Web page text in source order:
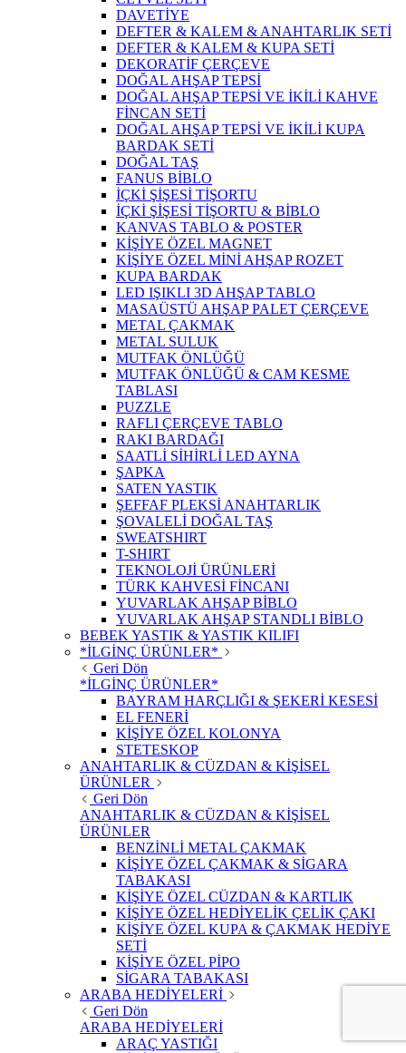
DAVETİYE
DEFTER & KALEM & ANAHTARLIK SETİ
DEFTER & KALEM & KUPA SETİ
DEKORATİF ÇERÇEVE
DOĞAL AHŞAP TEPSİ
DOĞAL AHŞAP TEPSİ VE İKİLİ KAHVE
FİNCAN SETİ
DOĞAL AHŞAP TEPSİ VE İKİLİ KUPA
BARDAK SETİ
DOĞAL TAŞ
FANUS BİBLO
İÇKİ ŞİŞESİ TİŞORTU
İÇKİ ŞİŞESİ TİŞORTU & BİBLO
KANVAS TABLO & POSTER
KİŞİYE ÖZEL MAGNET
KİŞİYE ÖZEL MİNİ AHŞAP ROZET
KUPA BARDAK
LED IŞIKLI 3D AHŞAP TABLO
MASAÜSTÜ AHŞAP PALET ÇERÇEVE
METAL ÇAKMAK
METAL SULUK
MUTFAK ÖNLÜĞÜ
MUTFAK ÖNLÜĞÜ & CAM KESME
TABLASI
PUZZLE
RAFLI ÇERÇEVE TABLO
RAKI BARDAĞI
SAATLİ SİHİRLİ LED AYNA
ŞAPKA
SATEN YASTIK
ŞEFFAF PLEKSİ ANAHTARLIK
ŞOVALELİ DOĞAL TAŞ
SWEATSHIRT
T-SHIRT
TEKNOLOJİ ÜRÜNLERİ
TÜRK KAHVESİ FİNCANI
YUVARLAK AHŞAP BİBLO
YUVARLAK AHŞAP STANDLI BİBLO
BEBEK YASTIK & YASTIK KILIFI
*İLGİNÇ ÜRÜNLER*
Geri Dön
*İLGİNÇ ÜRÜNLER*
BAYRAM HARÇLIĞI & ŞEKERİ KESESİ
EL FENERİ
KİŞİYE ÖZEL KOLONYA
STETESKOP
ANAHTARLIK & CÜZDAN & KİŞİSEL
ÜRÜNLER
Geri Dön
ANAHTARLIK & CÜZDAN & KİŞİSEL
ÜRÜNLER
BENZİNLİ METAL ÇAKMAK
KİŞİYE ÖZEL ÇAKMAK & SİGARA
TABAKASI
KİŞİYE ÖZEL CÜZDAN & KARTLIK
KİŞİYE ÖZEL HEDİYELİK ÇELİK ÇAKI
KİŞİYE ÖZEL KUPA & ÇAKMAK HEDİYE
SETİ
KİŞİYE ÖZEL PİPO
SİGARA TABAKASI
ARABA HEDİYELERİ
Geri Dön
ARABA HEDİYELERİ
ARAÇ YASTIĞI